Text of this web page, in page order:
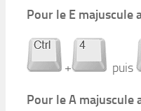
Pour le E majuscule
+ puis
Pour le A majuscule